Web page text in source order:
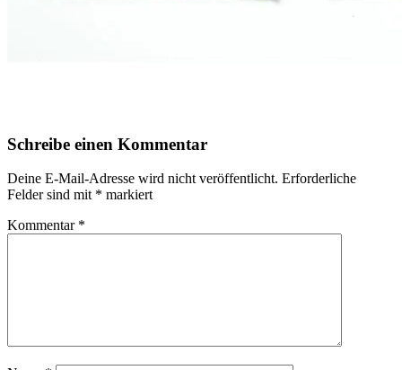
Schreibe einen Kommentar
Deine E-Mail-Adresse wird nicht veröffentlicht. Erforderliche
Felder sind mit * markiert
Kommentar *